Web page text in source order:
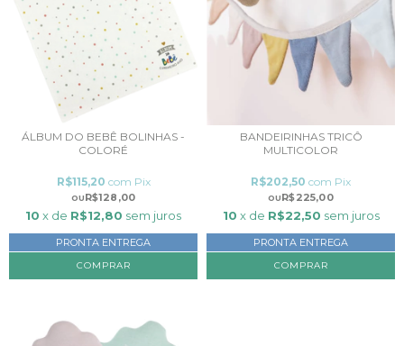
ÁLBUM DO BEBÊ BOLINHAS -
COLORÉ
R$128,00
R$115,20 com Pix
10 x de R$12,80 sem juros
PRONTA ENTREGA
BANDEIRINHAS TRICÔ
MULTICOLOR
R$225,00
R$202,50 com Pix
10 x de R$22,50 sem juros
PRONTA ENTREGA